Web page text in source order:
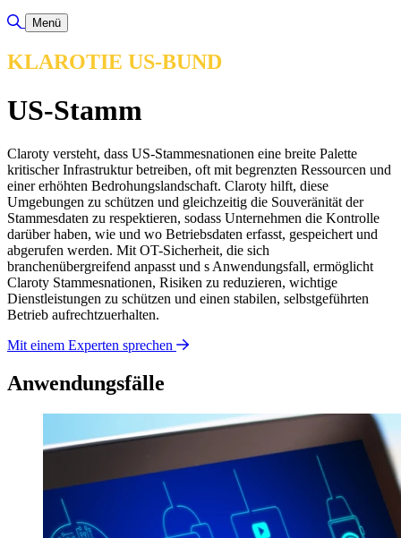
Suche umschalten
Menü
KLAROTIE US-BUND
US-Stamm
Claroty versteht, dass US-Stammesnationen eine breite Palette
kritischer Infrastruktur betreiben, oft mit begrenzten Ressourcen und
einer erhöhten Bedrohungslandschaft. Claroty hilft, diese
Umgebungen zu schützen und gleichzeitig die Souveränität der
Stammesdaten zu respektieren, sodass Unternehmen die Kontrolle
darüber haben, wie und wo Betriebsdaten erfasst, gespeichert und
abgerufen werden. Mit OT-Sicherheit, die sich
branchenübergreifend anpasst und s Anwendungsfall, ermöglicht
Claroty Stammesnationen, Risiken zu reduzieren, wichtige
Dienstleistungen zu schützen und einen stabilen, selbstgeführten
Betrieb aufrechtzuerhalten.
Mit einem Experten sprechen
Anwendungsfälle